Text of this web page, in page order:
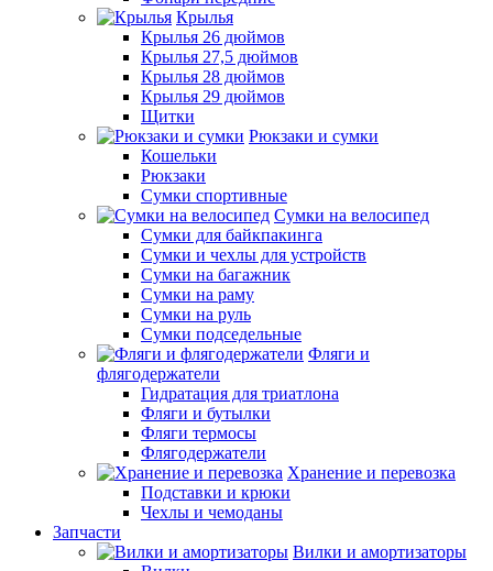
Крылья
Крылья 26 дюймов
Крылья 27,5 дюймов
Крылья 28 дюймов
Крылья 29 дюймов
Щитки
Рюкзаки и сумки
Кошельки
Рюкзаки
Сумки спортивные
Сумки на велосипед
Сумки для байкпакинга
Сумки и чехлы для устройств
Сумки на багажник
Сумки на раму
Сумки на руль
Сумки подседельные
Фляги и
флягодержатели
Гидратация для триатлона
Фляги и бутылки
Фляги термосы
Флягодержатели
Хранение и перевозка
Подставки и крюки
Чехлы и чемоданы
Запчасти
Вилки и амортизаторы